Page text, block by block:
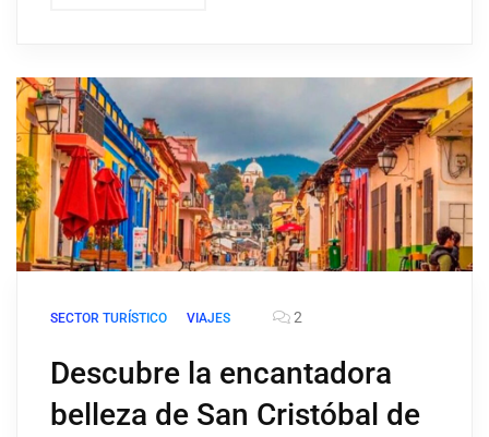
SECTOR TURÍSTICO VIAJES 2
Descubre la encantadora
belleza de San Cristóbal de